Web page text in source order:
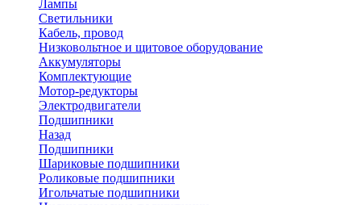
Лампы
Светильники
Кабель, провод
Низковольтное и щитовое оборудование
Аккумуляторы
Комплектующие
Мотор-редукторы
Электродвигатели
Подшипники
Назад
Подшипники
Шариковые подшипники
Роликовые подшипники
Игольчатые подшипники